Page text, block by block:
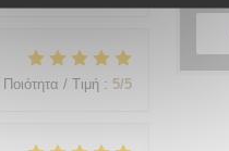
Ποιότητα / Τιμή : 5/5